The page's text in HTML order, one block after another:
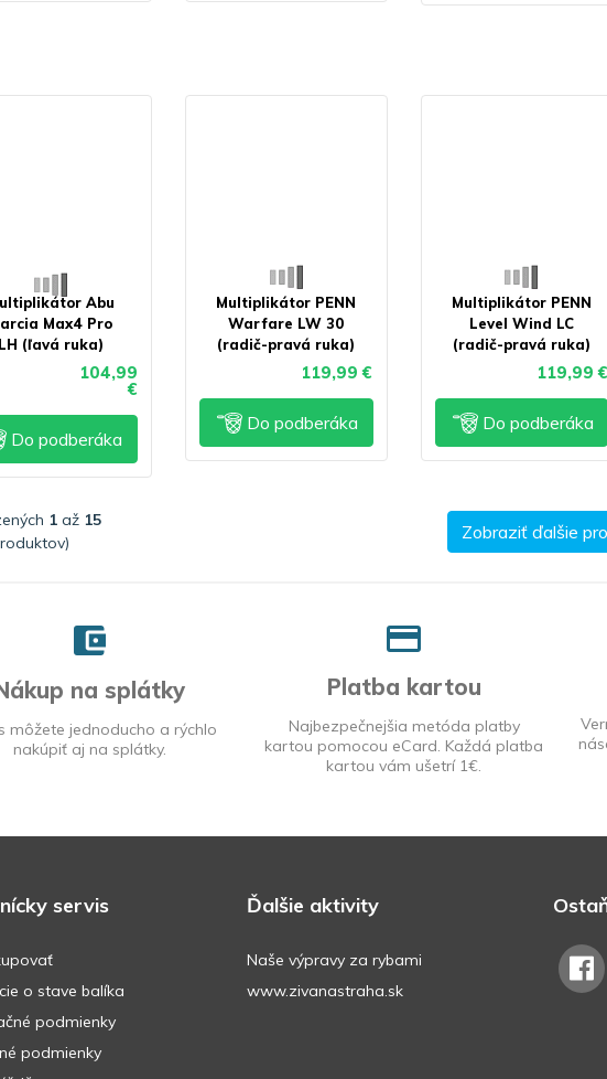
Abu
Max4 Pro
(ľavá ruka)
104,99
€
Do podberáka
Multiplikátor PENN
Warfare LW 30
(radič-pravá ruka)
119,99 €
Do podberáka
Multiplikátor PENN
Level Wind LC
(radič-pravá ruka)
119,99 €
Do podberáka
1 až 15
Zobraziť ďalšie
na splátky
môžete jednoducho a rýchlo
nakúpiť aj na splátky.
Platba kartou
Najbezpečnejšia metóda platby
kartou pomocou eCard. Každá platba
kartou vám ušetrí 1€.
servis
o stave balíka
podmienky
podmienky
Ďalšie aktivity
Naše výpravy za rybami
www.zivanastraha.sk